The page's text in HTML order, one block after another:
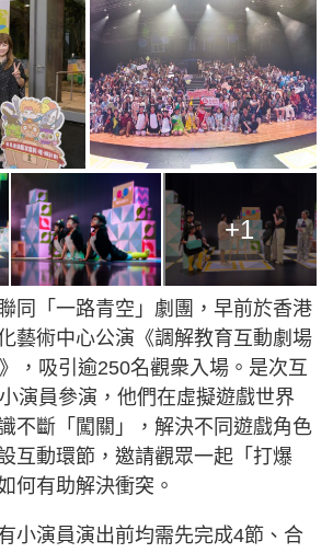
+1
同「一路青空」劇團，早前於香港
藝術中心公演《調解教育互動劇場
，吸引逾250名觀衆入場。是次互
演員參演，他們在虛擬遊戲世界
不斷「闖關」，解決不同遊戲角色
互動環節，邀請觀眾一起「打爆
何有助解決衝突。
小演員演出前均需先完成4節、合